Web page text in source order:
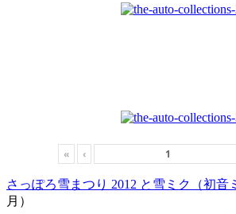
« ‹
さっぽろ雪まつり 2012 と雪ミク（初音
月）